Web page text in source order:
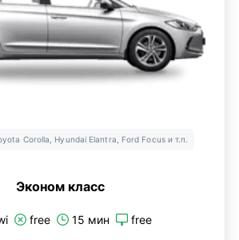
Corolla, Hyundai Elantra, Ford Focus и т.п.
Эконом класс
free 15 мин free